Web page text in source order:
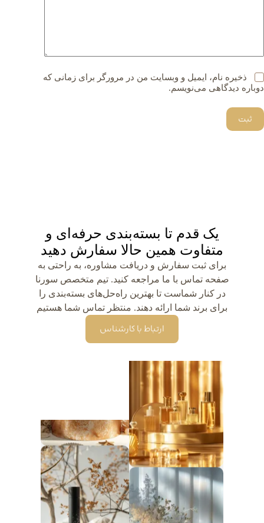
ذخیره نام، ایمیل و وبسایت من در مرورگر برای زمانی که
دوباره دیدگاهی می‌نویسم.
ثبت
یک قدم تا بسته‌بندی حرفه‌ای و
متفاوت همین حالا سفارش دهید
برای ثبت سفارش و دریافت مشاوره، به راحتی به
صفحه تماس با ما مراجعه کنید. تیم متخصص سورنا
در کنار شماست تا بهترین راه‌حل‌های بسته‌بندی را
برای برند شما ارائه دهند. منتظر تماس شما هستیم
ارتباط با کارشناس